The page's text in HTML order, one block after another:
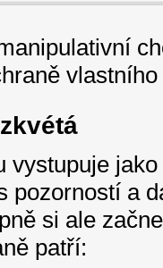
vystupuje
pozorností a
si ale
patří: